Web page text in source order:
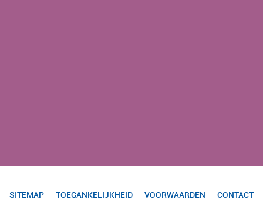
SITEMAP TOEGANKELIJKHEID VOORWAARDEN CONTACT